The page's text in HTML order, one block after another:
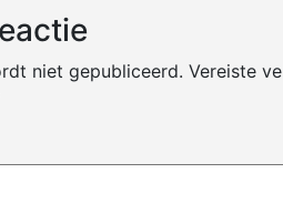
niet gepubliceerd. Vereiste